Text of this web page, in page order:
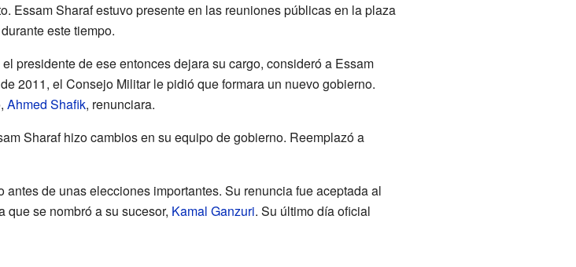
Essam Sharaf estuvo presente en las reuniones públicas en la plaza
este tiempo.
presidente de ese entonces dejara su cargo, consideró a Essam
2011, el Consejo Militar le pidió que formara un nuevo gobierno.
Ahmed Shafik, renunciara.
Sharaf hizo cambios en su equipo de gobierno. Reemplazó a
de unas elecciones importantes. Su renuncia fue aceptada al
se nombró a su sucesor, Kamal Ganzuri. Su último día oficial